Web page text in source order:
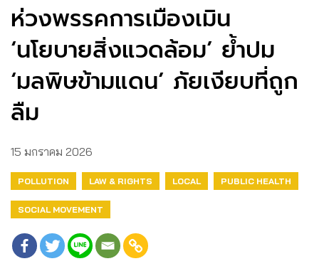
ห่วงพรรคการเมืองเมิน
‘นโยบายสิ่งแวดล้อม’ ย้ำปม
‘มลพิษข้ามแดน’ ภัยเงียบที่ถูก
ลืม
15 มกราคม 2026
POLLUTION LAW & RIGHTS LOCAL PUBLIC HEALTH
SOCIAL MOVEMENT